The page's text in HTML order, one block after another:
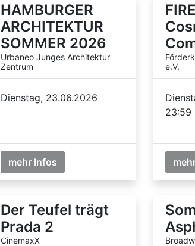
HAMBURGER
ARCHITEKTUR
SOMMER 2026
Urbaneo Junges Architektur
Zentrum
Dienstag, 23.06.2026
mehr Infos
e.V.
23:59
Der Teufel trägt
Prada 2
CinemaxX